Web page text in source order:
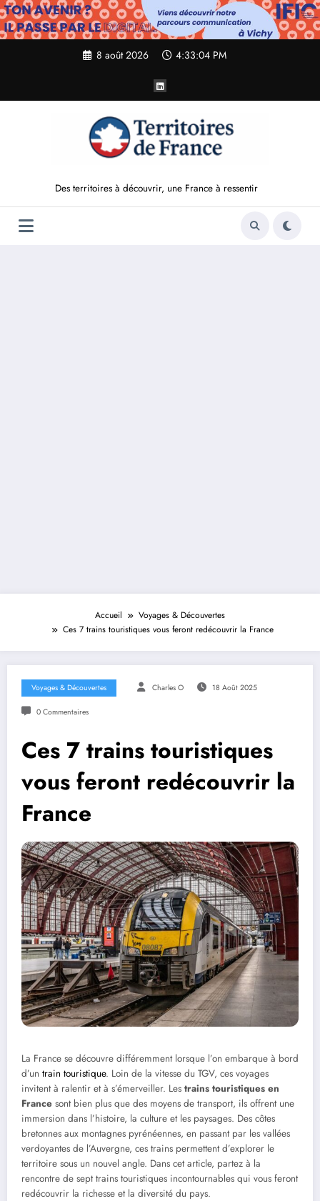
Aller
au
contenu
8 août 2026 4:33:05 PM
Des territoires à découvrir, une France à ressentir
Accueil
Voyages & Découvertes
Ces 7 trains touristiques vous feront redécouvrir la France
Voyages & Découvertes Charles O 18 Août 2025
0 Commentaires
Ces 7 trains touristiques
vous feront redécouvrir la
France
La France se découvre différemment lorsque l’on embarque à bord
d’un train touristique. Loin de la vitesse du TGV, ces voyages
invitent à ralentir et à s’émerveiller. Les trains touristiques en
France sont bien plus que des moyens de transport, ils offrent une
immersion dans l’histoire, la culture et les paysages. Des côtes
bretonnes aux montagnes pyrénéennes, en passant par les vallées
verdoyantes de l’Auvergne, ces trains permettent d’explorer le
territoire sous un nouvel angle. Dans cet article, partez à la
rencontre de sept trains touristiques incontournables qui vous feront
redécouvrir la richesse et la diversité du pays.